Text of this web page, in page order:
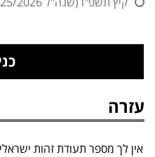
עזרה
אין לך מספר תעודת זהות